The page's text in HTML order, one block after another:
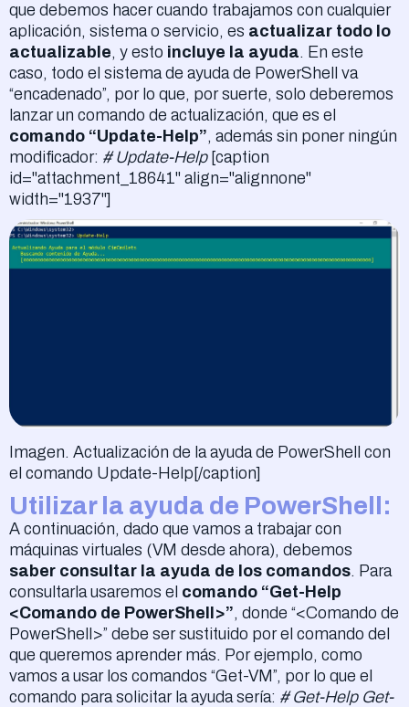
que debemos hacer cuando trabajamos con cualquier
aplicación, sistema o servicio, es actualizar todo lo
actualizable, y esto incluye la ayuda. En este
caso, todo el sistema de ayuda de PowerShell va
“encadenado”, por lo que, por suerte, solo deberemos
lanzar un comando de actualización, que es el
comando “Update-Help”, además sin poner ningún
modificador: # Update-Help[caption
id="attachment_18641" align="alignnone"
width="1937"]
Imagen. Actualización de la ayuda de PowerShell con
el comando Update-Help[/caption]
Utilizar la ayuda de PowerShell:
A continuación, dado que vamos a trabajar con
máquinas virtuales (VM desde ahora), debemos
saber consultar la ayuda de los comandos. Para
consultarla usaremos el comando “Get-Help
<Comando de PowerShell>”, donde “<Comando de
PowerShell>” debe ser sustituido por el comando del
que queremos aprender más. Por ejemplo, como
vamos a usar los comandos “Get-VM”, por lo que el
comando para solicitar la ayuda sería: # Get-Help Get-